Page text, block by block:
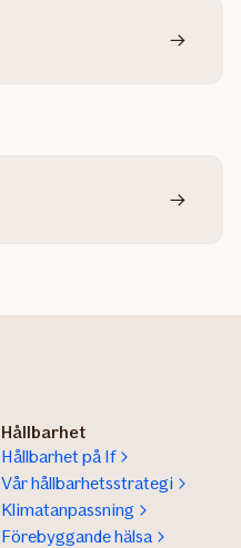
Hållbarhet
Hållbarhet på If
Vår hållbarhetsstrategi
Klimatanpassning
Förebyggande hälsa